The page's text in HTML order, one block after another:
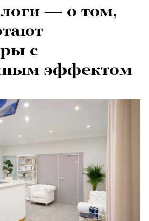
— о том,
с
эффектом